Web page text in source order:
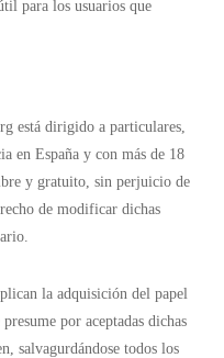
para los usuarios que
está dirigido a particulares,
en España y con más de 18
y gratuito, sin perjuicio de
de modificar dichas
la adquisición del papel
por aceptadas dichas
salvagurdándose todos los